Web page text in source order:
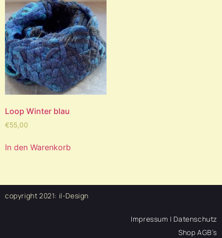
Loop Winter blau
€55,00
In den Warenkorb
copyright 2021: il-Design
Impressum | Datenschutz
Shop AGB’s